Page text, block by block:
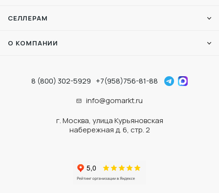
СЕЛЛЕРАМ
О КОМПАНИИ
8 (800) 302-5929 +7(958)756-81-88
info@gomarkt.ru
г. Москва, улица Курьяновская
набережная д. 6, стр. 2